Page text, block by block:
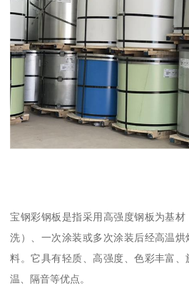
宝钢彩钢板是指采用高强度钢板为基
洗）、一次涂装或多次涂装后经高温
料。它具有轻质、高强度、色彩丰富
温、隔音等优点。